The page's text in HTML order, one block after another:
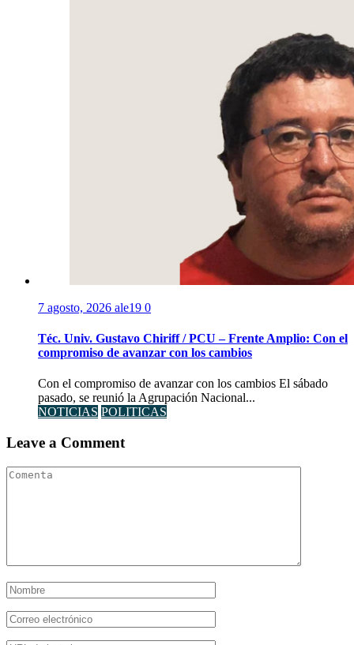
7 agosto, 2026 ale19 0
Téc. Univ. Gustavo Chiriff / PCU – Frente Amplio: Con el
compromiso de avanzar con los cambios
Con el compromiso de avanzar con los cambios El sábado
pasado, se reunió la Agrupación Nacional...
NOTICIAS POLITICAS
Leave a Comment